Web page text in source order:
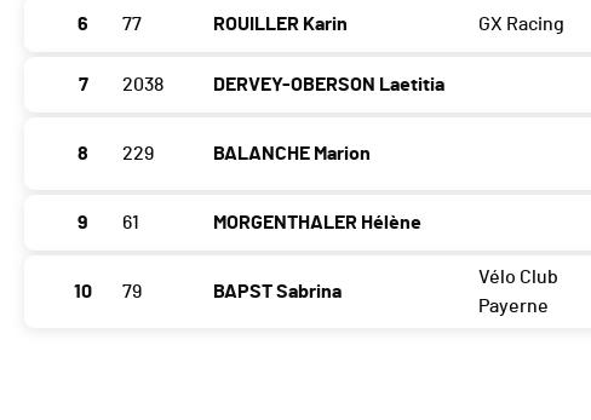
6 77 ROUILLER Karin GX Racing
7 2038 DERVEY-OBERSON Laetitia
8 229 BALANCHE Marion
9 61 MORGENTHALER Hélène
10 79 BAPST Sabrina
Vélo Club
Payerne